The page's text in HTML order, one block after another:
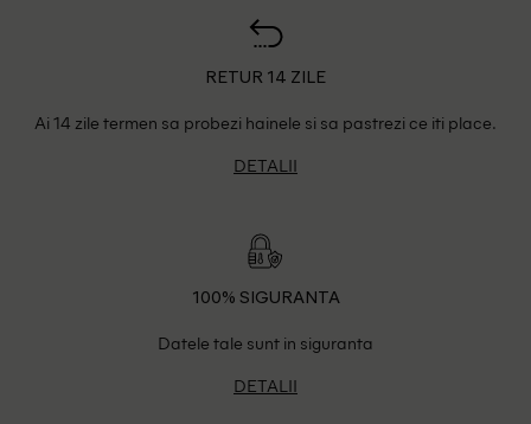
RETUR 14 ZILE
Ai 14 zile termen sa probezi hainele si sa pastrezi ce iti place.
DETALII
100% SIGURANTA
Datele tale sunt in siguranta
DETALII